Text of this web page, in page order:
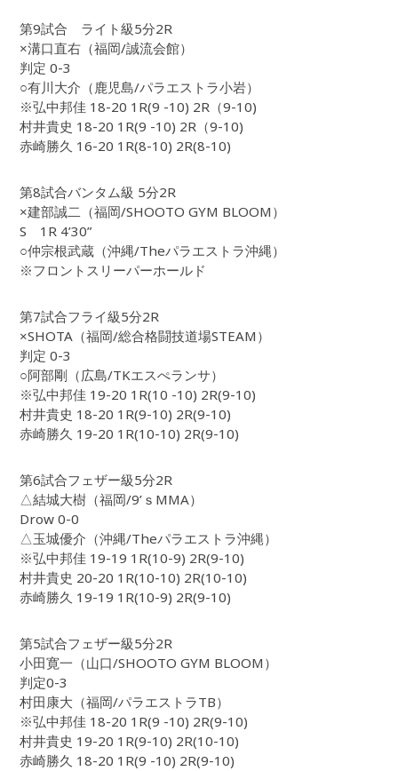
第9試合 ライト級5分2R
×溝口直右（福岡/誠流会館）
判定 0-3
○有川大介（鹿児島/パラエストラ小岩）
※弘中邦佳 18-20 1R(9 -10) 2R（9-10)
村井貴史 18-20 1R(9 -10) 2R（9-10)
赤崎勝久 16-20 1R(8-10) 2R(8-10)
第8試合バンタム級 5分2R
×建部誠二（福岡/SHOOTO GYM BLOOM）
S 1R 4’30”
○仲宗根武蔵（沖縄/Theパラエストラ沖縄）
※フロントスリーパーホールド
第7試合フライ級5分2R
×SHOTA（福岡/総合格闘技道場STEAM）
判定 0-3
○阿部剛（広島/TKエスぺランサ）
※弘中邦佳 19-20 1R(10 -10) 2R(9-10)
村井貴史 18-20 1R(9-10) 2R(9-10)
赤崎勝久 19-20 1R(10-10) 2R(9-10)
第6試合フェザー級5分2R
△結城大樹（福岡/9’ｓMMA）
Drow 0-0
△玉城優介（沖縄/Theパラエストラ沖縄）
※弘中邦佳 19-19 1R(10-9) 2R(9-10)
村井貴史 20-20 1R(10-10) 2R(10-10)
赤崎勝久 19-19 1R(10-9) 2R(9-10)
第5試合フェザー級5分2R
小田寛一（山口/SHOOTO GYM BLOOM）
判定0-3
村田康大（福岡/パラエストラTB）
※弘中邦佳 18-20 1R(9 -10) 2R(9-10)
村井貴史 19-20 1R(9-10) 2R(10-10)
赤崎勝久 18-20 1R(9 -10) 2R(9-10)